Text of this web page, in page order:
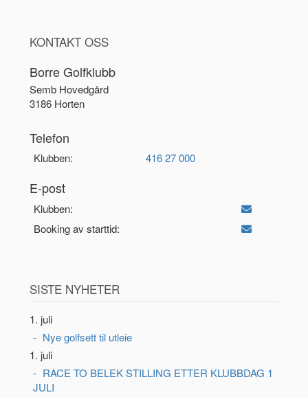
KONTAKT OSS
Borre Golfklubb
Semb Hovedgård
3186 Horten
Telefon
Klubben: 416 27 000
E-post
Klubben:
Booking av starttid:
SISTE NYHETER
1. juli
Nye golfsett til utleie
1. juli
RACE TO BELEK STILLING ETTER KLUBBDAG 1
JULI